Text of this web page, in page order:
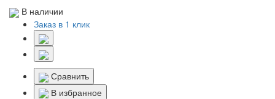
В наличии
Заказ в 1 клик
Сравнить
В избранное